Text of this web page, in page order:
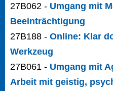
27B062 - Umgang mit
Beeinträchtigung
27B188 - Online: Klar
Werkzeug
27B061 - Umgang mit
Arbeit mit geistig,